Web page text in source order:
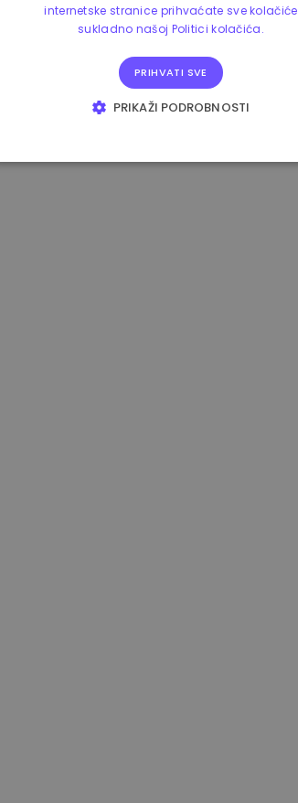
1.170000 € -1.80%
internetske stranice prihvaćate sve kolačiće
sukladno našoj Politici kolačića.
PRIHVATI SVE
PRIKAŽI PODROBNOSTI